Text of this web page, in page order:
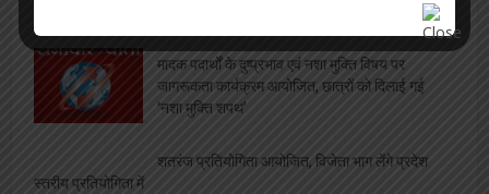
मादक पदार्थों के दुष्प्रभाव एवं नशा मुक्ति विषय पर
जागरूकता कार्यक्रम आयोजित, छात्रों को दिलाई गई
‘नशा मुक्ति शपथ’
शतरंज प्रतियोगिता आयोजित, विजेता भाग लेंगे प्रदेश
स्तरीय प्रतियोगिता में